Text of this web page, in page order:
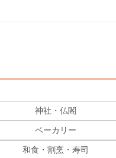
神社・仏閣
ベーカリー
和食・割烹・寿司